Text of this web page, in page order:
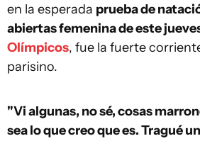
en la esperada prueba de
abiertas femenina de este
Olímpicos, fue la fuerte
parisino.
"Vi algunas, no sé, cosas
sea lo que creo que es. Tragué